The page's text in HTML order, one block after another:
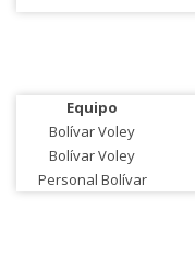
Equipo
Bolívar Voley
Bolívar Voley
Personal Bolívar